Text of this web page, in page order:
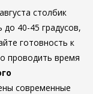
столбик
40-45 градусов,
готовность к
проводить время
современные